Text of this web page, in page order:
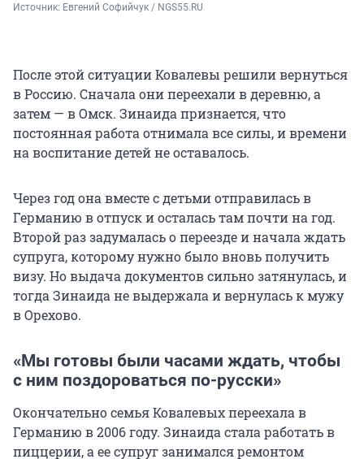
Источник: Евгений Софийчук / NGS55.RU
После этой ситуации Ковалевы решили вернуться
в Россию. Сначала они переехали в деревню, а
затем — в Омск. Зинаида признается, что
постоянная работа отнимала все силы, и времени
на воспитание детей не оставалось.
Через год она вместе с детьми отправилась в
Германию в отпуск и осталась там почти на год.
Второй раз задумалась о переезде и начала ждать
супруга, которому нужно было вновь получить
визу. Но выдача документов сильно затянулась, и
тогда Зинаида не выдержала и вернулась к мужу
в Орехово.
«Мы готовы были часами ждать, чтобы
с ним поздороваться по-русски»
Окончательно семья Ковалевых переехала в
Германию в 2006 году. Зинаида стала работать в
пиццерии, а ее супруг занимался ремонтом